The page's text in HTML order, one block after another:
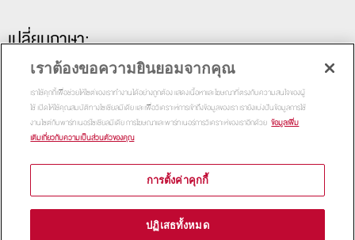
เปลี่ยนภาษา:
Copyright 2015Thammasat Business School | All Rights
เราต้องขอความยินยอมจากคุณ
เราใช้คุกกี้เพื่อช่วยให้ไซต์ของเราทำงานได้อย่างถูกต้อง แสดงเนื้อหาและโฆษณาที่ตรงกับความสนใจของผู้
ใช้ เปิดให้ใช้คุณสมบัติทางโซเชียลมีเดีย และเพื่อวิเคราะห์การเข้าถึงข้อมูลของเรา เรายังแบ่งปันข้อมูลการใช้
งานไซต์กับพาร์ทเนอร์โซเชียลมีเดีย การโฆษณาและพาร์ทเนอร์การวิเคราะห์ของเราอีกด้วย ข้อมูลเพิ่ม
เติมเกี่ยวกับความเป็นส่วนตัวของคุณ
การตั้งค่าคุกกี้
ปฏิเสธทั้งหมด